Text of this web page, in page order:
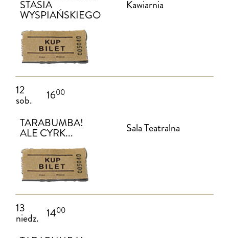
STASIA
WYSPIAŃSKIEGO
Kawiarnia
12
sob. 1600
TARABUMBA!
ALE CYRK... Sala Teatralna
13
niedz. 1400